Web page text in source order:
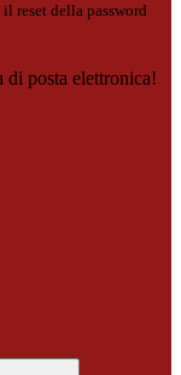
reset della password
di posta elettronica!